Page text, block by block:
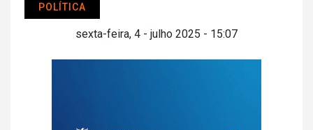
POLÍTICA
sexta-feira, 4 - julho 2025 - 15:07